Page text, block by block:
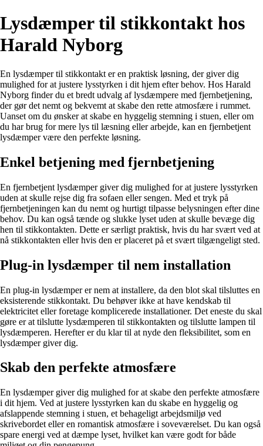
Lysdæmper til stikkontakt hos
Harald Nyborg
En lysdæmper til stikkontakt er en praktisk løsning, der giver dig
mulighed for at justere lysstyrken i dit hjem efter behov. Hos Harald
Nyborg finder du et bredt udvalg af lysdæmpere med fjernbetjening,
der gør det nemt og bekvemt at skabe den rette atmosfære i rummet.
Uanset om du ønsker at skabe en hyggelig stemning i stuen, eller om
du har brug for mere lys til læsning eller arbejde, kan en fjernbetjent
lysdæmper være den perfekte løsning.
Enkel betjening med fjernbetjening
En fjernbetjent lysdæmper giver dig mulighed for at justere lysstyrken
uden at skulle rejse dig fra sofaen eller sengen. Med et tryk på
fjernbetjeningen kan du nemt og hurtigt tilpasse belysningen efter dine
behov. Du kan også tænde og slukke lyset uden at skulle bevæge dig
hen til stikkontakten. Dette er særligt praktisk, hvis du har svært ved at
nå stikkontakten eller hvis den er placeret på et svært tilgængeligt sted.
Plug-in lysdæmper til nem installation
En plug-in lysdæmper er nem at installere, da den blot skal tilsluttes en
eksisterende stikkontakt. Du behøver ikke at have kendskab til
elektricitet eller foretage komplicerede installationer. Det eneste du skal
gøre er at tilslutte lysdæmperen til stikkontakten og tilslutte lampen til
lysdæmperen. Herefter er du klar til at nyde den fleksibilitet, som en
lysdæmper giver dig.
Skab den perfekte atmosfære
En lysdæmper giver dig mulighed for at skabe den perfekte atmosfære
i dit hjem. Ved at justere lysstyrken kan du skabe en hyggelig og
afslappende stemning i stuen, et behageligt arbejdsmiljø ved
skrivebordet eller en romantisk atmosfære i soveværelset. Du kan også
spare energi ved at dæmpe lyset, hvilket kan være godt for både